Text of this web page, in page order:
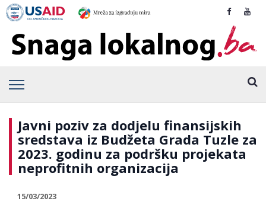
Javni poziv za dodjelu finansijskih
sredstava iz Budžeta Grada Tuzle za
2023. godinu za podršku projekata
neprofitnih organizacija
15/03/2023